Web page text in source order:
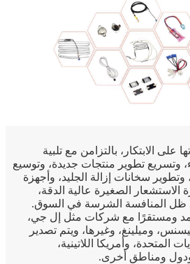
على الابتكار، بالتزامن مع تلبية
وتسريع تطوير منتجات جديدة، وتوسيع
سخانات إزالة الجليد، وأجهزة
الاستشعار الصغيرة عالية الدقة،
ظل المنافسة الشرسة في السوق.
ومستقرًا مع شركات مثل إل جي،
وميلينغ، وغيرها، ويتم تصدير
المتحدة، وأمريكا اللاتينية،
ودول ومناطق أخرى.